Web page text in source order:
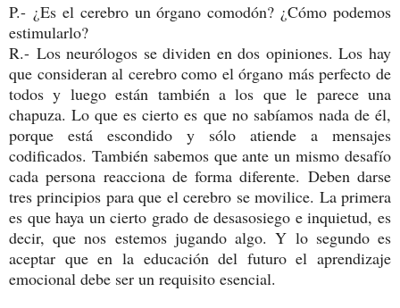
P.- ¿Es el cerebro un órgano comodón? ¿Cómo podemos
estimularlo?
R.- Los neurólogos se dividen en dos opiniones. Los hay
que consideran al cerebro como el órgano más perfecto de
todos y luego están también a los que le parece una
chapuza. Lo que es cierto es que no sabíamos nada de él,
porque está escondido y sólo atiende a mensajes
codificados. También sabemos que ante un mismo desafío
cada persona reacciona de forma diferente. Deben darse
tres principios para que el cerebro se movilice. La primera
es que haya un cierto grado de desasosiego e inquietud, es
decir, que nos estemos jugando algo. Y lo segundo es
aceptar que en la educación del futuro el aprendizaje
emocional debe ser un requisito esencial.